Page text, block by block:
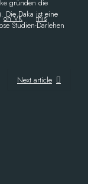
on VK this
gründen die
Die Daka ist eine
Studien-Darlehen
Next article